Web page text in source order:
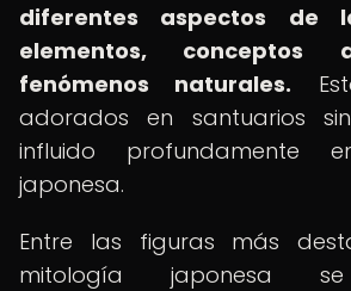
diferentes aspectos de
elementos, conceptos
fenómenos naturales.
adorados en santuarios
influido profundamente
japonesa.
Entre las figuras más
mitología japonesa se